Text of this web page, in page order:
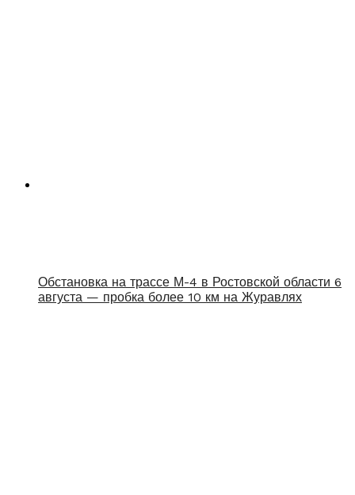
Обстановка на трассе М-4 в Ростовской области 6
августа — пробка более 10 км на Журавлях